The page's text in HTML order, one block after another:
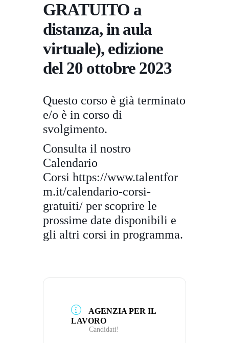
GRATUITO a
distanza, in aula
virtuale), edizione
del 20 ottobre 2023
Questo corso è già terminato
e/o è in corso di
svolgimento.
Consulta il nostro
Calendario
Corsi https://www.talentfor
m.it/calendario-corsi-
gratuiti/ per scoprire le
prossime date disponibili e
gli altri corsi in programma.
AGENZIA PER IL
LAVORO
Candidati!